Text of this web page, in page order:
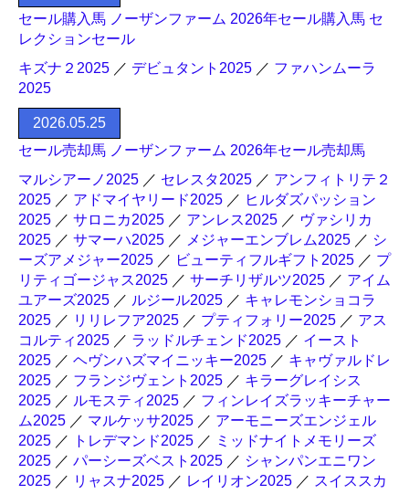
セール購入馬 ノーザンファーム 2026年セール購入馬 セ
レクションセール
キズナ２2025 ／ デビュタント2025 ／ ファハンムーラ
2025
2026.05.25
セール売却馬 ノーザンファーム 2026年セール売却馬
マルシアーノ2025 ／ セレスタ2025 ／ アンフィトリテ２
2025 ／ アドマイヤリード2025 ／ ヒルダズパッション
2025 ／ サロニカ2025 ／ アンレス2025 ／ ヴァシリカ
2025 ／ サマーハ2025 ／ メジャーエンブレム2025 ／ シ
ーズアメジャー2025 ／ ビューティフルギフト2025 ／ プ
リティゴージャス2025 ／ サーチリザルツ2025 ／ アイム
ユアーズ2025 ／ ルジール2025 ／ キャレモンショコラ
2025 ／ リリレフア2025 ／ プティフォリー2025 ／ アス
コルティ2025 ／ ラッドルチェンド2025 ／ イースト
2025 ／ ヘヴンハズマイニッキー2025 ／ キャヴァルドレ
2025 ／ フランジヴェント2025 ／ キラーグレイシス
2025 ／ ルモスティ2025 ／ フィンレイズラッキーチャー
ム2025 ／ マルケッサ2025 ／ アーモニーズエンジェル
2025 ／ トレデマンド2025 ／ ミッドナイトメモリーズ
2025 ／ パーシーズベスト2025 ／ シャンパンエニワン
2025 ／ リャスナ2025 ／ レイリオン2025 ／ スイススカ